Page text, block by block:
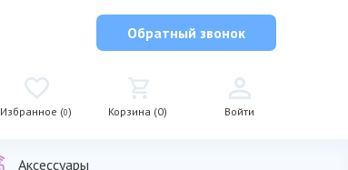
Обратный звонок
Избранное (0) Корзина (0) Войти
Аксессуары